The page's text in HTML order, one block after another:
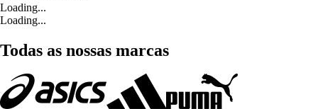
Loading...
Loading...
Todas as nossas marcas